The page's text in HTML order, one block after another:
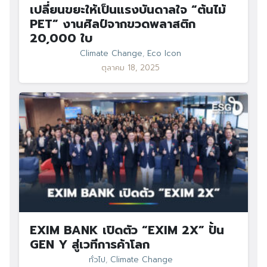
เปลี่ยนขยะให้เป็นแรงบันดาลใจ “ต้นไม้
PET” งานศิลป์จากขวดพลาสติก
20,000 ใบ
Climate Change, Eco Icon
ตุลาคม 18, 2025
EXIM BANK เปิดตัว “EXIM 2X” ปั้น
GEN Y สู่เวทีการค้าโลก
ทั่วไป, Climate Change